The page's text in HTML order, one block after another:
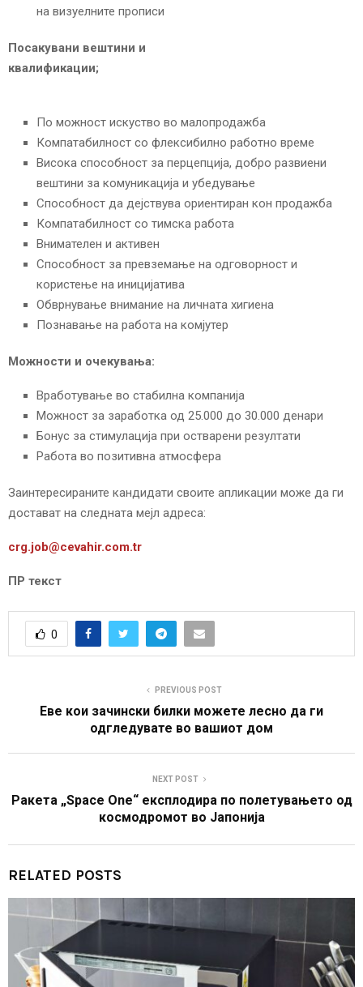
на визуелните прописи
Поcакувани вештини и
квалификации;
По можност искуство во малопродажба
Компатабилност со флексибилно работно време
Висока способност за перцепција, добро развиени
вештини за комуникација и убедување
Способност да дејствува ориентиран кон продажба
Компатабилност со тимска работа
Внимателен и активен
Способност за превземање на одговорност и
користење на иницијатива
Обврнување внимание на личната хигиена
Познавање на работа на комјутер
Можности и очекувања:
Вработување во стабилна компанија
Можност за заработка од 25.000 до 30.000 денари
Бонус за стимулација при остварени резултати
Работа во позитивна атмосфера
Заинтересираните кандидати своите апликации може да ги
достават на следната мејл адреса:
crg.job@cevahir.com.tr
ПР текст
0
PREVIOUS POST
Еве кои зачински билки можете лесно да ги
одгледувате во вашиот дом
NEXT POST
Ракета „Space One“ експлодира по полетувањето од
космодромот во Јапонија
RELATED POSTS